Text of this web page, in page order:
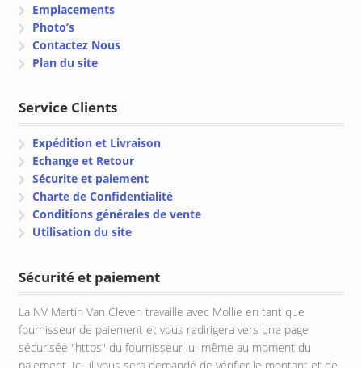
Emplacements
Photo’s
Contactez Nous
Plan du site
Service Clients
Expédition et Livraison
Echange et Retour
Sécurite et paiement
Charte de Confidentialité
Conditions générales de vente
Utilisation du site
Sécurité et paiement
La NV Martin Van Cleven travaille avec Mollie en tant que
fournisseur de paiement et vous redirigera vers une page
sécurisée "https" du fournisseur lui-même au moment du